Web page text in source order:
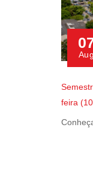
Aug
feira